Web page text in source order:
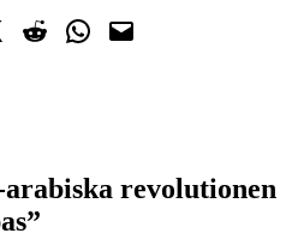
Twitter
Dela på RedditDela i WhatsApp
Maila en länk
arabiska revolutionen